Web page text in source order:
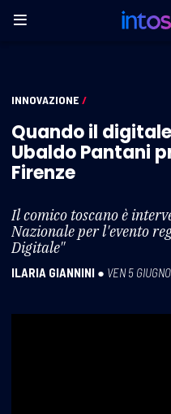
INNOVAZIONE /
Quando il
Ubaldo Pantani
Firenze
Il comico toscano è
Nazionale per l'evento
Digitale"
ILARIA GIANNINI ● VEN 5